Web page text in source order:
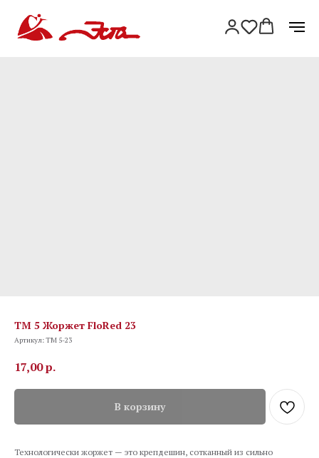
TM 5 Жоржет FloRed 23
Артикул:TM 5-23
17,00р.
В корзину
Технологически жоржет — это крепдешин, сотканный из сильно